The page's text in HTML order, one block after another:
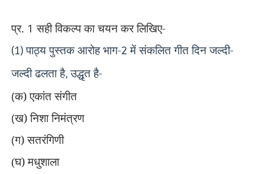
प्र. 1सही विकल्प का चयन कर लिखिए-
(1)पाठ्य पुस्तक आरोह भाग-2 में संकलित गीत दिन जल्दी-
जल्दी ढलता है,उद्धृत है-
(क) एकांत संगीत
(ख) निशा निमंत्रण
(ग) सतरंगिणी
(घ) मधुशाला